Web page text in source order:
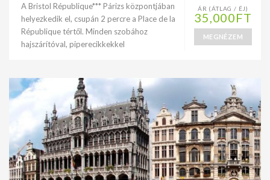
A Bristol République*** Párizs központjában
helyezkedik el, csupán 2 percre a Place de la
République tértől. Minden szobához
hajszárítóval, piperecikkekkel
ÁR (ÁTLAG / ÉJ)
35,000FT
MEGNÉZEM